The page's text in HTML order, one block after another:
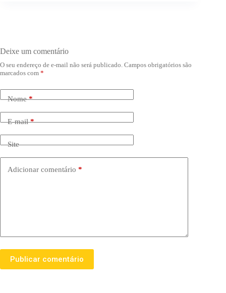
Deixe um comentário
O seu endereço de e-mail não será publicado. Campos obrigatórios são
marcados com *
Nome*
E-mail*
Site
Adicionar comentário *
Publicar comentário